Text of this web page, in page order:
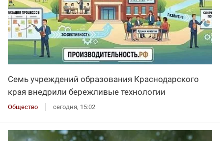
Семь учреждений образования Краснодарского
края внедрили бережливые технологии
Общество сегодня, 15:02